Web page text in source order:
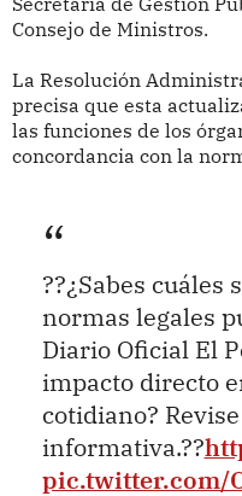
Consejo de Ministros.
La Resolución
precisa que esta
las funciones de los
concordancia con la
??¿Sabes cuáles
normas legales
Diario Oficial El
impacto directo
cotidiano?
informativa.??
pic.twitter.com/